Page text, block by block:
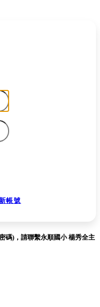
帳號
碼)，請聯繫永順國小 楊秀全主